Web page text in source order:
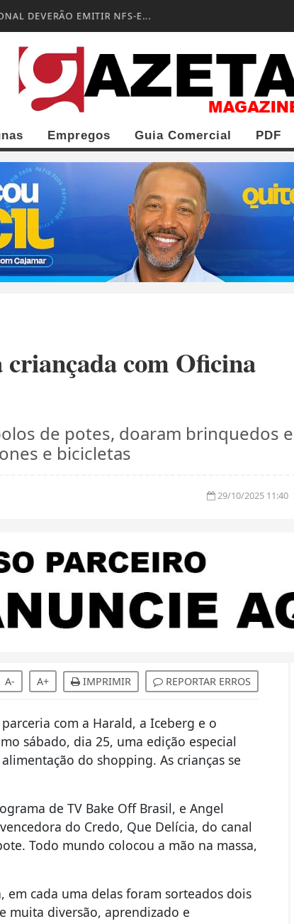
DEVERÃO EMITIR NFS-E...
Empregos Guia Comercial PDF
criançada com Oficina
de potes, doaram brinquedos e
e bicicletas
29/10/2025 11:40
A- A+ IMPRIMIR REPORTAR ERROS
com a Harald, a Iceberg e o
sábado, dia 25, uma edição especial
do shopping. As crianças se
de TV Bake Off Brasil, e Angel
do Credo, Que Delícia, do canal
Todo mundo colocou a mão na massa,
cada uma delas foram sorteados dois
muita diversão, aprendizado e